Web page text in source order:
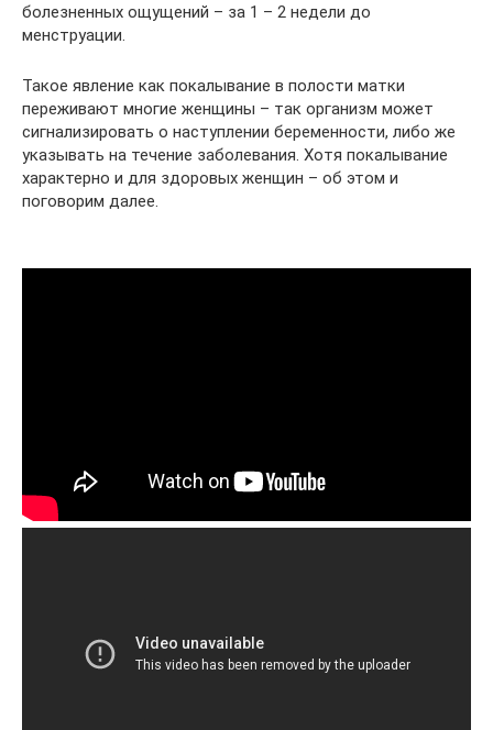
болезненных ощущений – за 1 – 2 недели до
менструации.
Такое явление как покалывание в полости матки
переживают многие женщины – так организм может
сигнализировать о наступлении беременности, либо же
указывать на течение заболевания. Хотя покалывание
характерно и для здоровых женщин – об этом и
поговорим далее.